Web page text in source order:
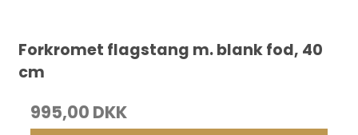
Forkromet flagstang m. blank fod, 40
cm
995,00 DKK